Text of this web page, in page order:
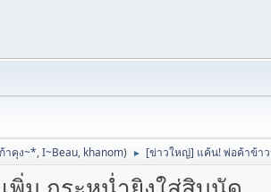
าคุง~*,I~Beau, khanom) ► [ข่าวใหญ่] แค้น! พ่อค้าข้า